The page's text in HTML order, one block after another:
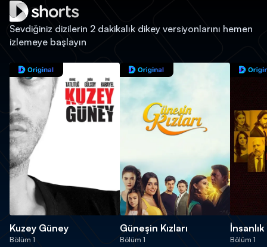
Sevdiğiniz dizilerin 2 dakikalık dikey versiyonlarını hemen
izlemeye başlayın
Kuzey Güney
Bölüm 1
Güneşin Kızları
Bölüm 1 Bölüm 1